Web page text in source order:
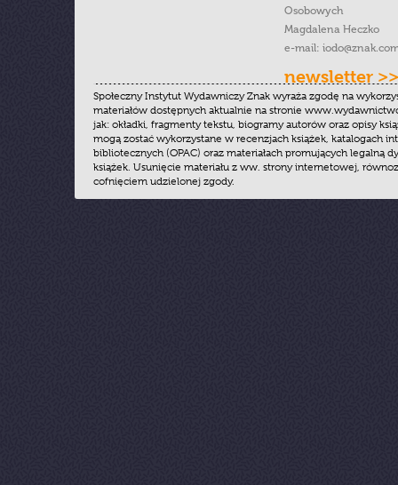
Osobowych
Magdalena Heczko
e-mail:
newsletter >>
Społeczny Instytut Wydawniczy Znak wyraża zgodę na
materiałów dostępnych aktualnie na stronie
jak: okładki, fragmenty tekstu, biogramy autorów oraz opisy
mogą zostać wykorzystane w recenzjach książek, katalogach
bibliotecznych (OPAC) oraz materiałach promujących legalną
książek. Usunięcie materiału z ww. strony internetowej,
cofnięciem udzielonej zgody.